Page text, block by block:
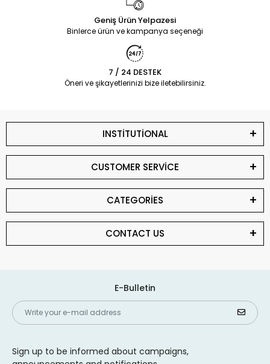
Geniş Ürün Yelpazesi
Binlerce ürün ve kampanya seçeneği
7 / 24 DESTEK
Öneri ve şikayetlerinizi bize iletebilirsiniz.
INSTİTUTİONAL
CUSTOMER SERVİCE
CATEGORİES
CONTACT US
E-Bulletin
Sign up to be informed about campaigns,